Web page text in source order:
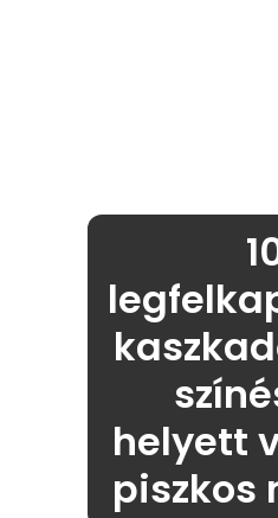
helyett
piszkos